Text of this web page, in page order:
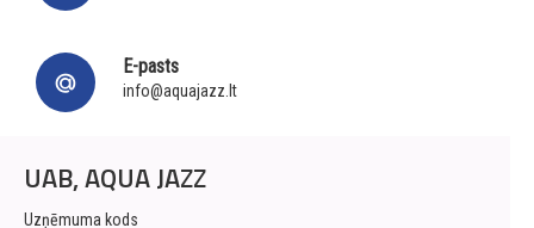
E-pasts
info@aquajazz.lt
UAB, AQUA JAZZ
Uzņēmuma kods